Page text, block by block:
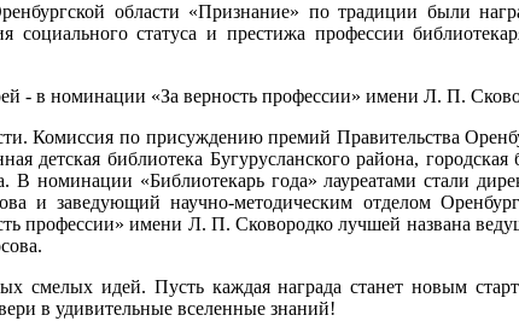
области «Признание» по традиции были
статуса и престижа профессии
- в номинации «За верность профессии» имени Л. П.
Комиссия по присуждению премий Правительства
детская библиотека Бугурусланского района,
номинации «Библиотекарь года» лауреатами стали
и заведующий научно-методическим отделом
профессии» имени Л. П. Сковородко лучшей названа
смелых идей. Пусть каждая награда станет новым
в удивительные вселенные знаний!